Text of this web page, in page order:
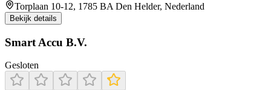
Torplaan 10-12, 1785 BA Den Helder, Nederland
Bekijk details
Smart Accu B.V.
Gesloten